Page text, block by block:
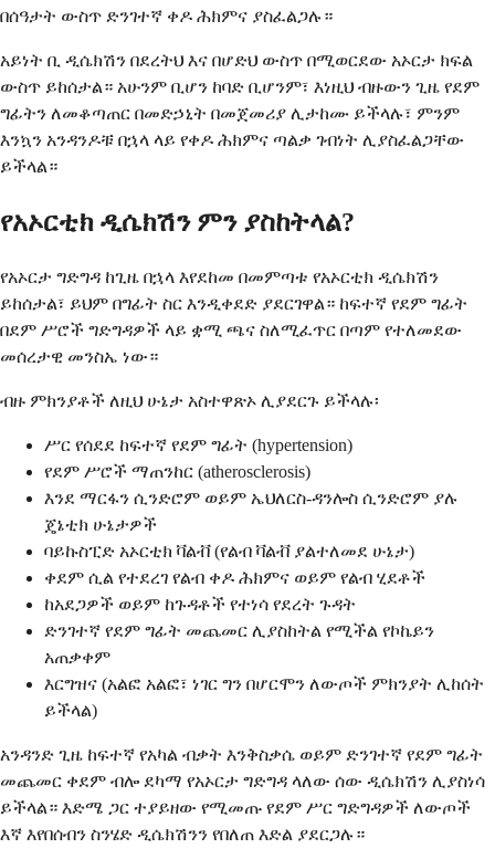
በሰዓታት ውስጥ ድንገተኛ ቀዶ ሕክምና ያስፈልጋሉ።
አይነት ቢ ዲሴክሽን በደረትህ እና በሆድህ ውስጥ በሚወርደው አኦርታ ክፍል
ውስጥ ይከሰታል። አሁንም ቢሆን ከባድ ቢሆንም፣ እነዚህ ብዙውን ጊዜ የደም
ግፊትን ለመቆጣጠር በመድኃኒት በመጀመሪያ ሊታከሙ ይችላሉ፣ ምንም
እንኳን አንዳንዶቹ በኋላ ላይ የቀዶ ሕክምና ጣልቃ ገብነት ሊያስፈልጋቸው
ይችላል።
የአኦርቲክ ዲሴክሽን ምን ያስከትላል?
የአኦርታ ግድግዳ ከጊዜ በኋላ እየደከመ በመምጣቱ የአኦርቲክ ዲሴክሽን
ይከሰታል፣ ይህም በግፊት ስር እንዲቀደድ ያደርገዋል። ከፍተኛ የደም ግፊት
በደም ሥሮች ግድግዳዎች ላይ ቋሚ ጫና ስለሚፈጥር በጣም የተለመደው
መሰረታዊ መንስኤ ነው።
ብዙ ምክንያቶች ለዚህ ሁኔታ አስተዋጽኦ ሊያደርጉ ይችላሉ፡
ሥር የሰደደ ከፍተኛ የደም ግፊት (hypertension)
የደም ሥሮች ማጠንከር (atherosclerosis)
እንደ ማርፋን ሲንድሮም ወይም ኤህለርስ-ዳንሎስ ሲንድሮም ያሉ
ጄኔቲክ ሁኔታዎች
ባይኩስፒድ አኦርቲክ ቫልቭ (የልብ ቫልቭ ያልተለመደ ሁኔታ)
ቀደም ሲል የተደረገ የልብ ቀዶ ሕክምና ወይም የልብ ሂደቶች
ከአደጋዎች ወይም ከጉዳቶች የተነሳ የደረት ጉዳት
ድንገተኛ የደም ግፊት መጨመር ሊያስከትል የሚችል የኮኬይን
አጠቃቀም
እርግዝና (አልፎ አልፎ፣ ነገር ግን በሆርሞን ለውጦች ምክንያት ሊከሰት
ይችላል)
አንዳንድ ጊዜ ከፍተኛ የአካል ብቃት እንቅስቃሴ ወይም ድንገተኛ የደም ግፊት
መጨመር ቀደም ብሎ ደካማ የአኦርታ ግድግዳ ላለው ሰው ዲሴክሽን ሊያስነሳ
ይችላል። እድሜ ጋር ተያይዘው የሚመጡ የደም ሥር ግድግዳዎች ለውጦች
እኛ እየበሰብን ስንሄድ ዲሴክሽንን የበለጠ እድል ያደርጋሉ።